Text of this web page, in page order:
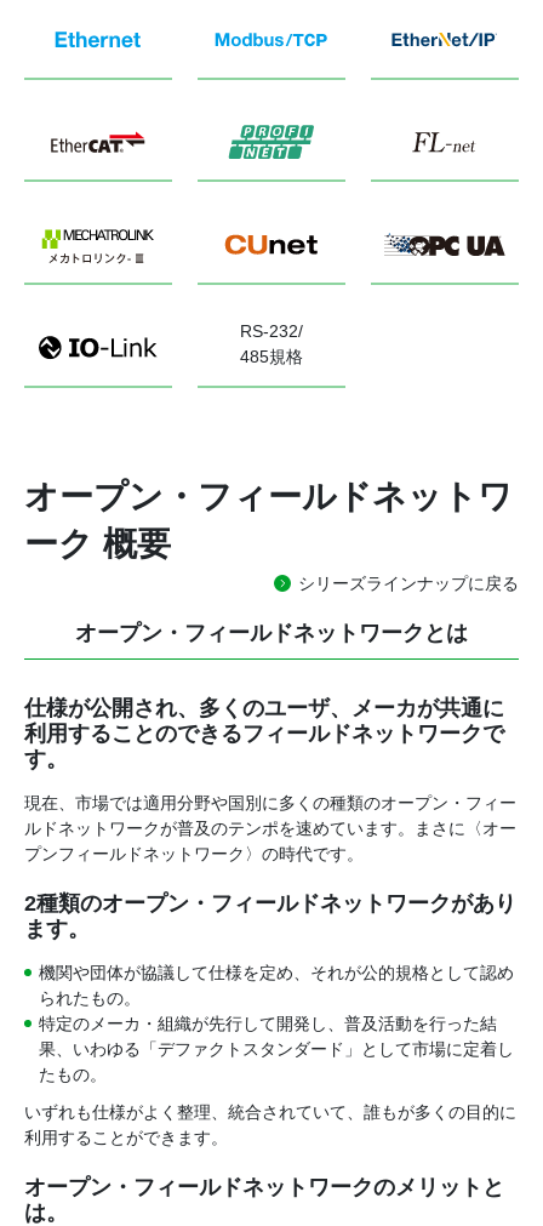
RS-232/
485規格
オープン・フィールドネットワ
ーク 概要
シリーズラインナップに戻る
オープン・フィールドネットワークとは
仕様が公開され、多くのユーザ、メーカが共通に
利用することのできるフィールドネットワークで
す。
現在、市場では適用分野や国別に多くの種類のオープン・フィー
ルドネットワークが普及のテンポを速めています。まさに〈オー
プンフィールドネットワーク〉の時代です。
2種類のオープン・フィールドネットワークがあり
ます。
機関や団体が協議して仕様を定め、それが公的規格として認め
られたもの。
特定のメーカ・組織が先行して開発し、普及活動を行った結
果、いわゆる「デファクトスタンダード」として市場に定着し
たもの。
いずれも仕様がよく整理、統合されていて、誰もが多くの目的に
利用することができます。
オープン・フィールドネットワークのメリットと
は。